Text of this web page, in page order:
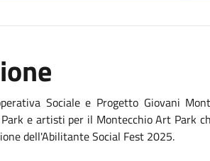
Sociale e Progetto Giovani
e artisti per il Montecchio Art Park
dell'AbilitanteSocial Fest 2025.